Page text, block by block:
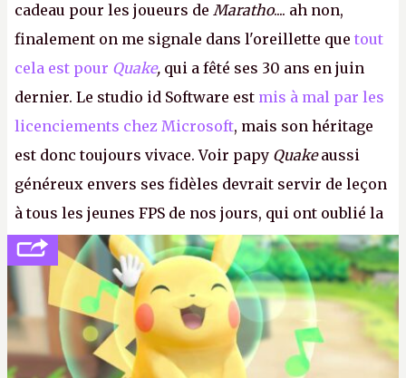
cadeau pour les joueurs de Maratho.... ah non,
finalement on me signale dans l'oreillette que tout
cela est pour Quake, qui a fêté ses 30 ans en juin
dernier. Le studio id Software est mis à mal par les
licenciements chez Microsoft, mais son héritage
est donc toujours vivace. Voir papy Quakeaussi
généreux envers ses fidèles devrait servir de leçon
à tous les jeunes FPS de nos jours, qui ont oublié la
politesse et le respect envers leurs joueurs et les
anciens. Il leur faudrait une bonne guerre des
consoles à ces petits cons !